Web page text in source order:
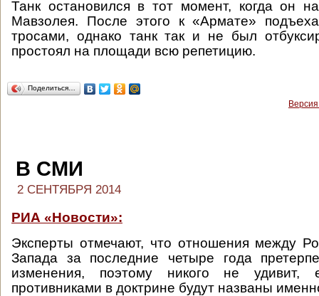
Танк остановился в тот момент, когда он
Мавзолея. После этого к «Армате»
тросами, однако танк так и не был
простоял на площади всю репетицию.
Поделиться…
В СМИ
2 СЕНТЯБРЯ 2014
РИА «Новости»:
Эксперты отмечают, что отношения между
Запада за последние четыре года
изменения, поэтому никого не удивит,
противниками в доктрине будут названы